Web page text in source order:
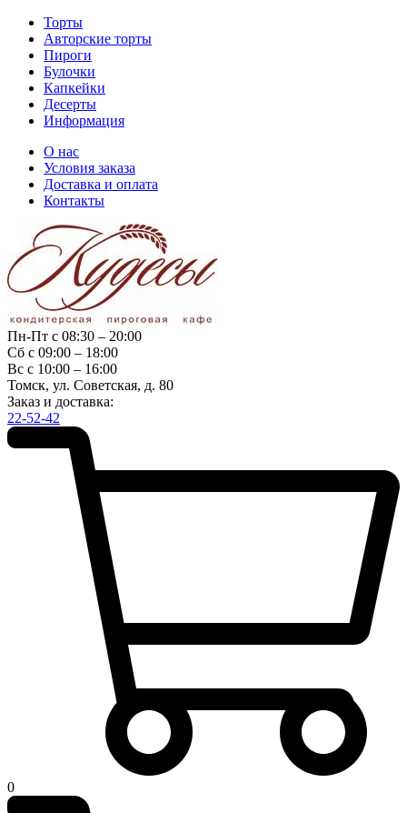
Торты
Авторские торты
Пироги
Булочки
Капкейки
Десерты
Информация
О нас
Условия заказа
Доставка и оплата
Контакты
Пн-Пт с 08:30 – 20:00
Сб с 09:00 – 18:00
Вс с 10:00 – 16:00
Томск, ул. Советская, д. 80
Заказ и доставка:
22-52-42
0